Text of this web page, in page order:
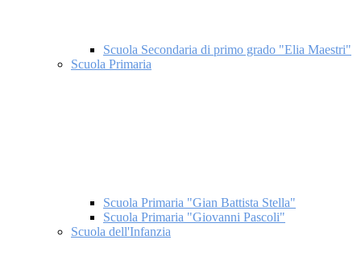
Scuola Secondaria di primo grado "Elia Maestri"
Scuola Primaria
Scuola Primaria "Gian Battista Stella"
Scuola Primaria "Giovanni Pascoli"
Scuola dell'Infanzia